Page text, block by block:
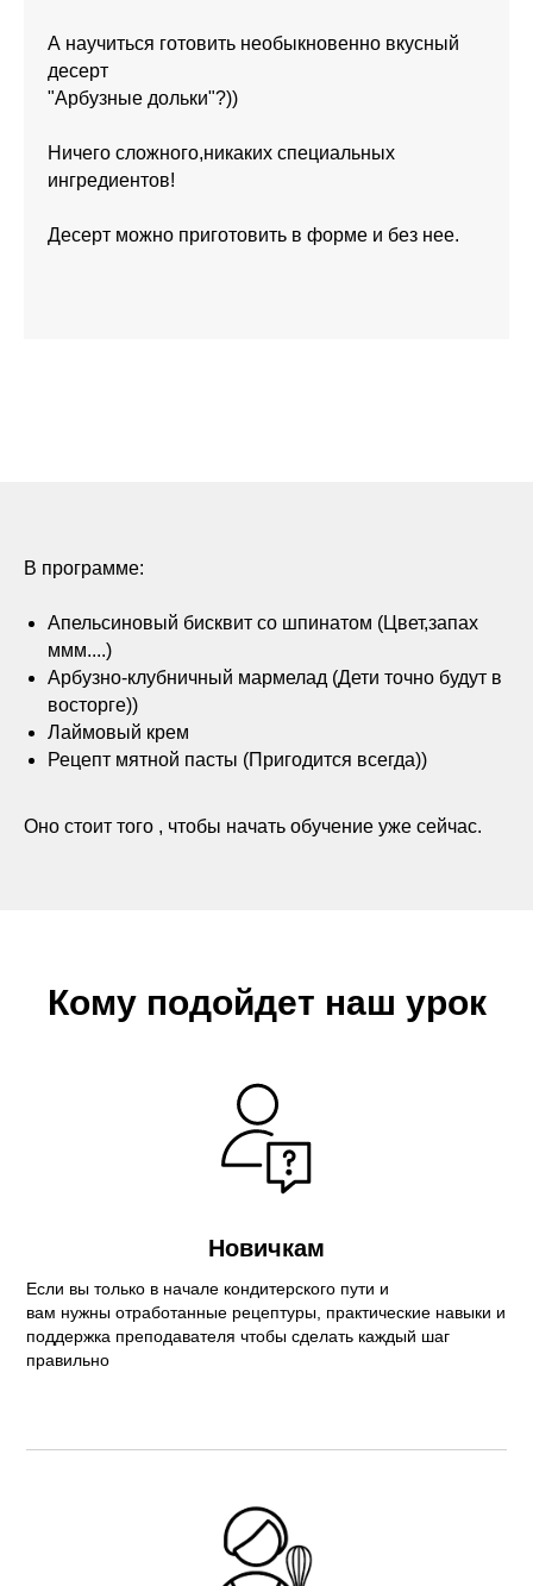
А научиться готовить необыкновенно вкусный
десерт
"Арбузные дольки"?))
Ничего сложного,никаких специальных
ингредиентов!
Десерт можно приготовить в форме и без нее.
В программе:
Апельсиновый бисквит со шпинатом (Цвет,запах
ммм....)
Арбузно-клубничный мармелад (Дети точно будут в
восторге))
Лаймовый крем
Рецепт мятной пасты (Пригодится всегда))
Оно стоит того , чтобы начать обучение уже сейчас.
Кому подойдет наш урок
Новичкам
Если вы только в начале кондитерского пути и
вам нужны отработанные рецептуры, практические навыки и
поддержка преподавателя чтобы сделать каждый шаг
правильно